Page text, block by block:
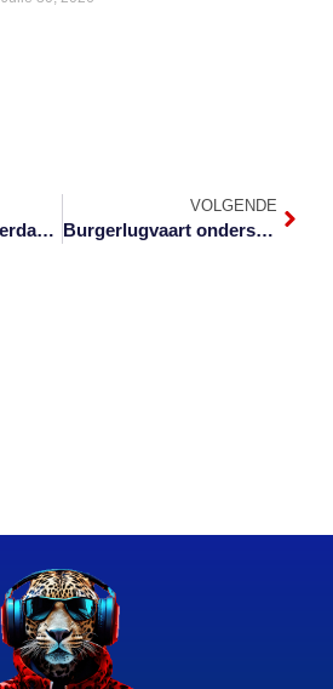
Goeie reën tot Saterdag verwag
VOLGENDE
Burgerlugvaart ondersoek noodlottige vliegongeluk